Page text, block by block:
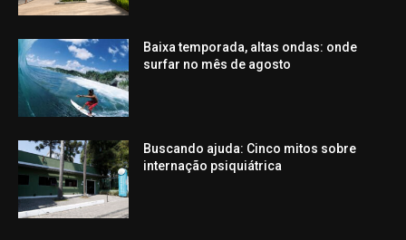
Baixa temporada, altas ondas: onde
surfar no mês de agosto
Buscando ajuda: Cinco mitos sobre
internação psiquiátrica